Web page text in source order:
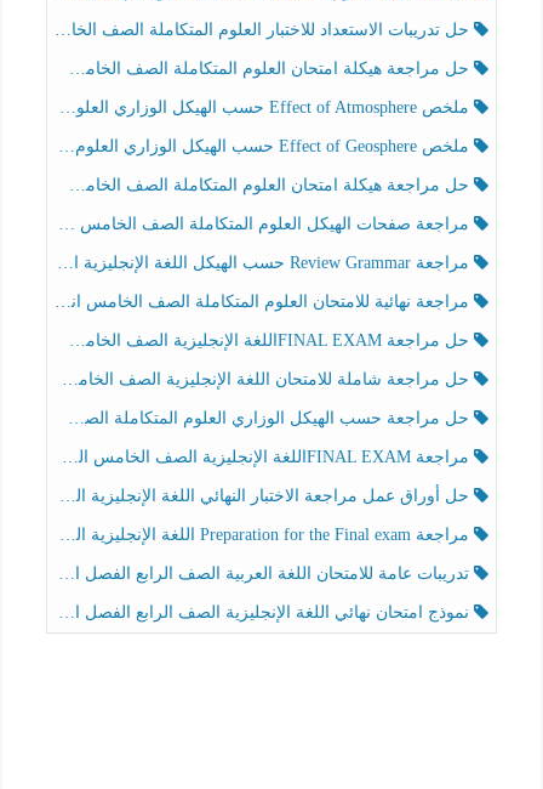
حل تدريبات الاستعداد للاختبار العلوم المتكاملة الصف الخامس عام الفصل الثالث
حل مراجعة هيكلة امتحان العلوم المتكاملة الصف الخامس انسبير الفصل الثالث
ملخص Effect of Atmosphere حسب الهيكل الوزاري العلوم المتكاملة الصف الخامس انسبير الفصل الثالث
ملخص Effect of Geosphere حسب الهيكل الوزاري العلوم المتكاملة الصف الخامس انسبير الفصل الثالث
حل مراجعة هيكلة امتحان العلوم المتكاملة الصف الخامس عام الفصل الثالث
مراجعة صفحات الهيكل العلوم المتكاملة الصف الخامس انسبير الفصل الثالث
مراجعة Review Grammar حسب الهيكل اللغة الإنجليزية الصف الخامس الفصل الثالث
مراجعة نهائية للامتحان العلوم المتكاملة الصف الخامس انسبير الفصل الثالث
حل مراجعة FINAL EXAMاللغة الإنجليزية الصف الخامس الفصل الثالث
حل مراجعة شاملة للامتحان اللغة الإنجليزية الصف الخامس الفصل الثالث
حل مراجعة حسب الهيكل الوزاري العلوم المتكاملة الصف الخامس عام الفصل الثالث
مراجعة FINAL EXAMاللغة الإنجليزية الصف الخامس الفصل الثالث
حل أوراق عمل مراجعة الاختبار النهائي اللغة الإنجليزية الصف الرابع الفصل الثالث
مراجعة Preparation for the Final exam اللغة الإنجليزية الصف الرابع الفصل الثالث
تدريبات عامة للامتحان اللغة العربية الصف الرابع الفصل الثالث
نموذج امتحان نهائي اللغة الإنجليزية الصف الرابع الفصل الثالث